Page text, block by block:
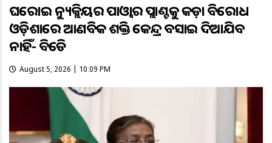
ଘରୋଇ ନ୍ୟୁକ୍ଲିୟର ପାଓ୍ବାର ପ୍ଲାଣ୍ଟକୁ କଡ଼ା ବିରୋଧ
ଓଡ଼ିଶାରେ ଆଣବିକ ଶକ୍ତି କେନ୍ଦ୍ର ବସାଇ ଦିଆଯିବ
ନାହିଁ- ବିଜେଡି
August 5, 2026 | 10:09 PM